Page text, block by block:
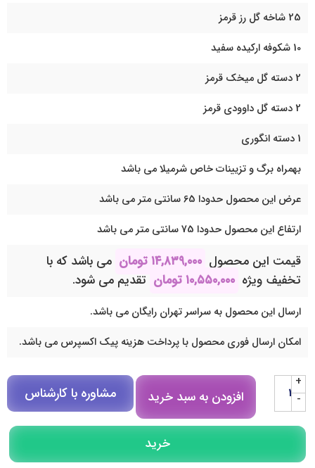
25 شاخه گل رز قرمز
10 شکوفه ارکیده سفید
2 دسته گل میخک قرمز
2 دسته گل داوودی قرمز
1 دسته انگوری
بهمراه برگ و تزیینات خاص شرمیلا می باشد
عرض این محصول حدودا 65 سانتی متر می باشد
ارتفاع این محصول حدودا 75 سانتی متر می باشد
قیمت این محصول ۱۴,۸۳۹,۰۰۰ تومان می باشد که با
تخفیف ویژه ۱۰,۵۵۰,۰۰۰ تومان تقدیم می شود.
ارسال این محصول به سراسر تهران رایگان می باشد.
امکان ارسال فوری محصول با پرداخت هزینه پیک اکسپرس می باشد.
+
-
افزودن به سبد خرید مشاوره با کارشناس
مشاوره در روبیکا
تلگرام
خرید